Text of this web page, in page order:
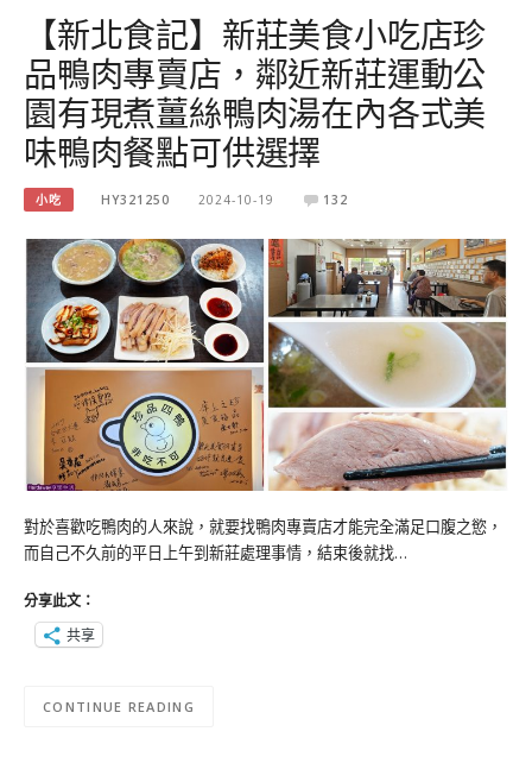
【新北食記】新莊美食小吃店珍
品鴨肉專賣店，鄰近新莊運動公
園有現煮薑絲鴨肉湯在內各式美
味鴨肉餐點可供選擇
小吃 HY321250 2024-10-19 132
對於喜歡吃鴨肉的人來說，就要找鴨肉專賣店才能完全滿足口腹之慾，
而自己不久前的平日上午到新莊處理事情，結束後就找…
分享此文：
共享
CONTINUE READING